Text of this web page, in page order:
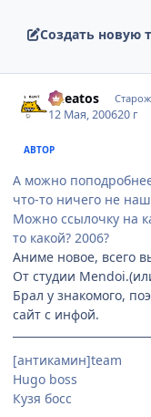
Создать новую
Cheatos
12 Мая, 200620 г
АВТОР
А можно
что-то ничего не
Можно ссылочку на
то какой? 2006?
Аниме новое, всего
От студии
Брал у знакомого,
сайт с инфой.
[антикамин]team
Hugo boss
Кузя босс